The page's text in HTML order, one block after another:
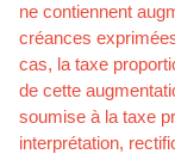
ne contiennent
créances
cas, la taxe
de cette
soumise à la taxe
interprétation,